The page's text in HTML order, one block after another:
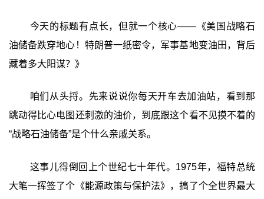
今天的标题有点长，但就一个核心——《美国战略石
油储备跌穿地心！特朗普一纸密令，军事基地变油田，背后
藏着多大阳谋？》
咱们从头捋。先来说说你每天开车去加油站，看到那
跳动得比心电图还刺激的油价，到底跟这个看不见摸不着的
“战略石油储备”是个什么亲戚关系。
这事儿得倒回上个世纪七十年代。1975年，福特总统
大笔一挥签了个《能源政策与保护法》，搞了个全世界最大